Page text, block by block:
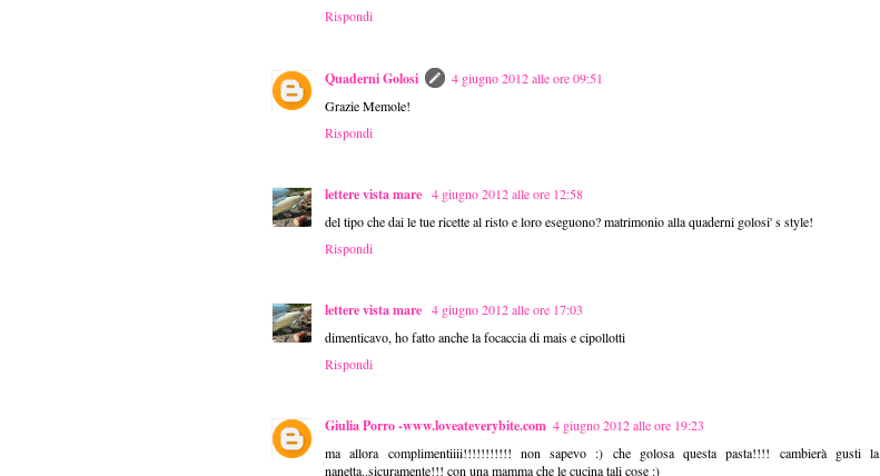
Rispondi
Quaderni Golosi
4 giugno 2012 alle ore 09:51
Grazie Memole!
Rispondi
lettere vista mare 4 giugno 2012 alle ore 12:58
del tipo che dai le tue ricette al risto e loro eseguono? matrimonio alla quaderni golosi' s style!
Rispondi
lettere vista mare 4 giugno 2012 alle ore 17:03
dimenticavo, ho fatto anche la focaccia di mais e cipollotti
Rispondi
Giulia Porro -www.loveateverybite.com 4 giugno 2012 alle ore 19:23
ma allora complimentiiii!!!!!!!!!!! non sapevo :) che golosa questa pasta!!!! cambierà gusti la
nanetta..sicuramente!!! con una mamma che le cucina tali cose :)